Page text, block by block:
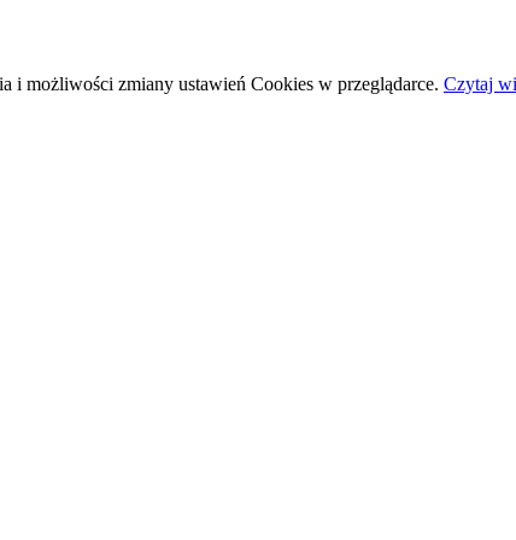
i możliwości zmiany ustawień Cookies w przeglądarce. Czytaj